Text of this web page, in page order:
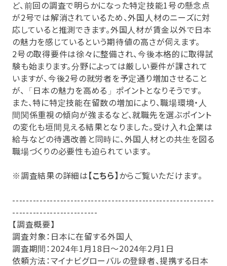
ど、前回の調査で明らかになった特定技能1号の懸念点
が2号では解消されているため、外国人材のニーズに対
応していると推測できます。外国人材が賃金以外で日本
の魅力を感じているという期待値の高さが伺えます。
2号の取得要件は徐々に整備され、今後本格的に取得試
験も始まります。分野によっては厳しい要件が課されて
いますが、今後2号の就労者を予定通り増加させること
が、「日本の魅力を高める」ポイントとなりそうです。
また、特に特定技能在留数の増加により、職場環境・人
間関係重視の傾向が強まるなど、就職先を選ぶポイント
の変化も垣間見える結果となりました。受け入れ企業は
給与などの待遇改善と同時に、外国人材との共生を図る
職場づくりの必要性も迫られています。
※調査結果の詳細は【こちら】からご覧いただけます。
-----------------------------------------------------------
-------------------------
【調査概要】
調査対象：日本に在留する外国人
調査期間：2024年1月18日～2024年2月1日
依頼方法：マイナビグローバルの登録者、提携する日本